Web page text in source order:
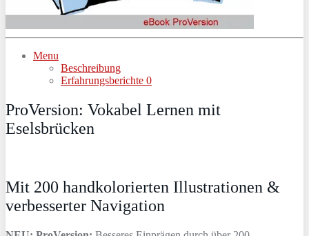
Menu
Beschreibung
Erfahrungsberichte 0
ProVersion: Vokabel Lernen mit
Eselsbrücken
Mit 200 handkolorierten Illustrationen &
verbesserter Navigation